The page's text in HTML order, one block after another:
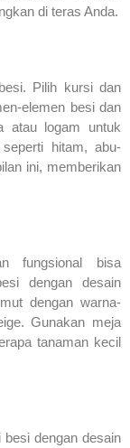
di teras Anda.
Pilih kursi dan
elemen besi dan
atau logam untuk
hitam, abu-
ini, memberikan
fungsional bisa
dengan desain
dengan warna-
Gunakan meja
tanaman kecil
dengan desain